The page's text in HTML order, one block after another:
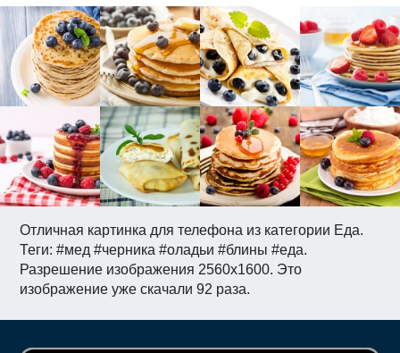
Отличная картинка для телефона из категории Еда.
Теги: #мед #черника #оладьи #блины #еда.
Разрешение изображения 2560x1600. Это
изображение уже скачали 92 раза.